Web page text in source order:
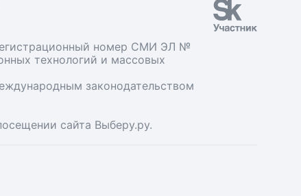
номер СМИ ЭЛ №
технологий и массовых
законодательством
сайта Выберу.ру.